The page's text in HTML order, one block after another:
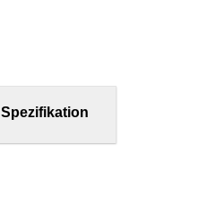
Spezifikation